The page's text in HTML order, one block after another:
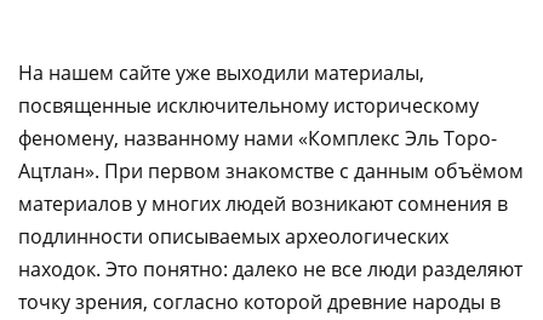
На нашем сайте уже выходили материалы,
посвященные исключительному историческому
феномену, названному нами «Комплекс Эль Торо-
Ацтлан». При первом знакомстве с данным объёмом
материалов у многих людей возникают сомнения в
подлинности описываемых археологических
находок. Это понятно: далеко не все люди разделяют
точку зрения, согласно которой древние народы в